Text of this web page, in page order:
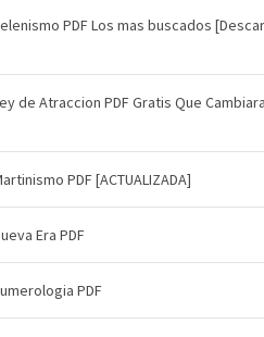
PDF Los mas buscados
de Atraccion PDF Gratis Que
PDF [ACTUALIZADA]
Era PDF
PDF